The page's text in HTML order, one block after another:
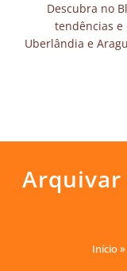
Descubra no
tendências
Uberlândia e
Arquivar
Início»